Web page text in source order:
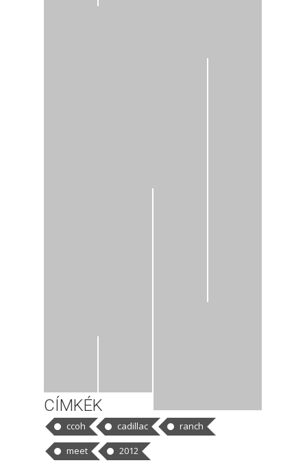
CÍMKÉK
ccoh cadillac
ranch
meet
2012